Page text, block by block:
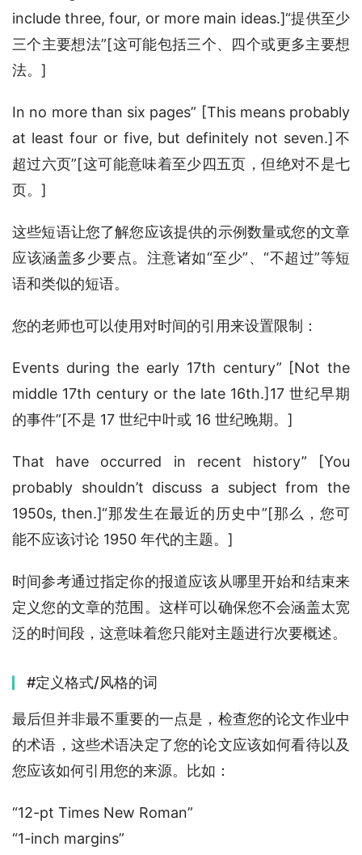
include three, four, or more main ideas.]“提供至少
三个主要想法”[这可能包括三个、四个或更多主要想
法。]
In no more than six pages” [This means probably
at least four or five, but definitely not seven.]不
超过六页”[这可能意味着至少四五页，但绝对不是七
页。]
这些短语让您了解您应该提供的示例数量或您的文章
应该涵盖多少要点。注意诸如“至少”、“不超过”等短
语和类似的短语。
您的老师也可以使用对时间的引用来设置限制：
Events during the early 17th century” [Not the
middle 17th century or the late 16th.]17 世纪早期
的事件”[不是 17 世纪中叶或 16 世纪晚期。]
That have occurred in recent history” [You
probably shouldn’t discuss a subject from the
1950s, then.]“那发生在最近的历史中”[那么，您可
能不应该讨论 1950 年代的主题。]
时间参考通过指定你的报道应该从哪里开始和结束来
定义您的文章的范围。这样可以确保您不会涵盖太宽
泛的时间段，这意味着您只能对主题进行次要概述。
#定义格式/风格的词
最后但并非最不重要的一点是，检查您的论文作业中
的术语，这些术语决定了您的论文应该如何看待以及
您应该如何引用您的来源。比如：
“12-pt Times New Roman”
“1-inch margins”